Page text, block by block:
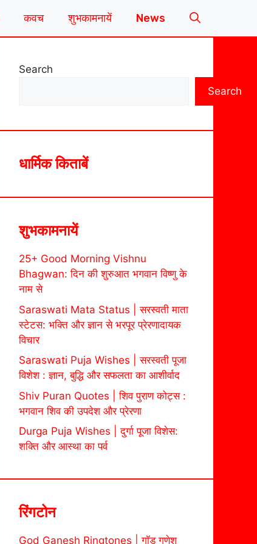
कवच शुभकामनायें News
Search
Search
धार्मिक किताबें
शुभकामनायें
25+ Good Morning Vishnu
Bhagwan: दिन की शुरुआत भगवान विष्णु के
नाम से
Saraswati Mata Status | सरस्वती माता
स्टेटस: भक्ति और ज्ञान से भरपूर प्रेरणादायक
विचार
Saraswati Puja Wishes | सरस्वती पूजा
विशेश : ज्ञान, बुद्धि और सफलता का आशीर्वाद
Shiv Puran Quotes | शिव पुराण कोट्स :
भगवान शिव की उपदेश और प्रेरणा
Durga Puja Wishes | दुर्गा पूजा विशेस:
शक्ति और आस्था का पर्व
रिंगटोन
God Ganesh Ringtones | गॉड गणेश